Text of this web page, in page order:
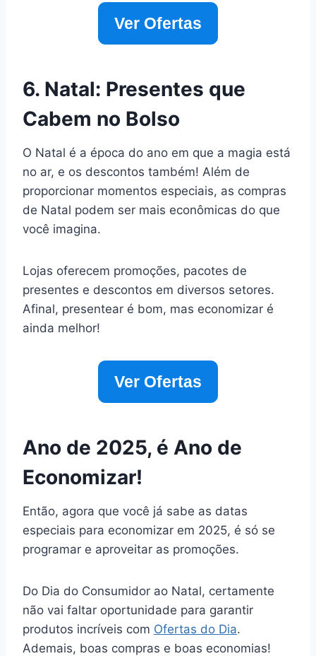
Ver Ofertas
6. Natal: Presentes que
Cabem no Bolso
O Natal é a época do ano em que a magia está
no ar, e os descontos também! Além de
proporcionar momentos especiais, as compras
de Natal podem ser mais econômicas do que
você imagina.
Lojas oferecem promoções, pacotes de
presentes e descontos em diversos setores.
Afinal, presentear é bom, mas economizar é
ainda melhor!
Ver Ofertas
Ano de 2025, é Ano de
Economizar!
Então, agora que você já sabe as datas
especiais para economizar em 2025, é só se
programar e aproveitar as promoções.
Do Dia do Consumidor ao Natal, certamente
não vai faltar oportunidade para garantir
produtos incríveis com Ofertas do Dia.
Ademais, boas compras e boas economias!